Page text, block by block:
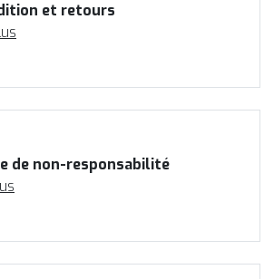
et retours
de non-responsabilité